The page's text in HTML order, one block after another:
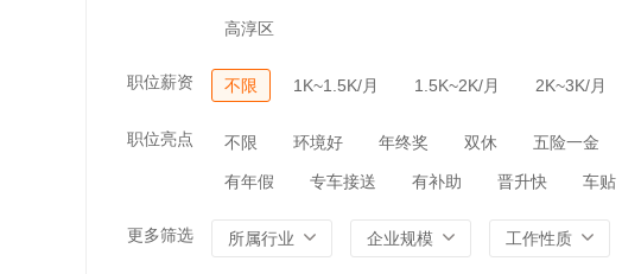
高淳区
职位薪资 不限 1K~1.5K/月 1.5K~2K/月 2K~3K/月
职位亮点 不限 环境好 年终奖 双休 五险一金
有年假 专车接送 有补助 晋升快 车贴
更多筛选 所属行业 企业规模 工作性质